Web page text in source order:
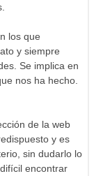
los que
y siempre
Se implica en
nos ha hecho.
de la web
y es
sin dudarlo lo
encontrar